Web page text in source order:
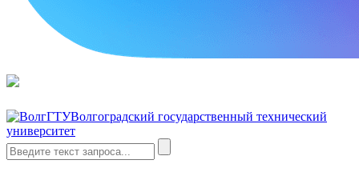
Волгоградский государственный технический
университет